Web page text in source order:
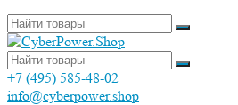
+7 (495) 585-48-02
info@cyberpower.shop